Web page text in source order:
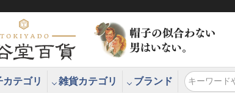
カテゴリ 雑貨カテゴリ ブランド